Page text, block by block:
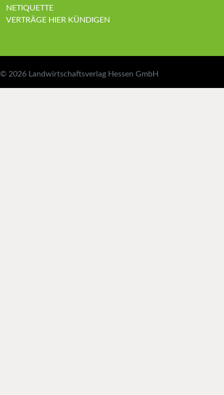
NETIQUETTE
VERTRÄGE HIER KÜNDIGEN
© 2026 Landwirtschaftsverlag Hessen GmbH